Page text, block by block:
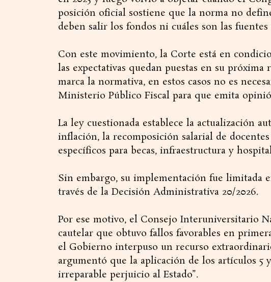
posición oficial sostiene que la norma no
deben salir los fondos ni cuáles son las
Con este movimiento, la Corte está en
las expectativas quedan puestas en su
marca la normativa, en estos casos no es
Ministerio Público Fiscal para que emita
La ley cuestionada establece la actualización
inflación, la recomposición salarial de
específicos para becas, infraestructura y
Sin embargo, su implementación fue limitada
través de la Decisión Administrativa 20/2026.
Por ese motivo, el Consejo Interuniversitario
cautelar que obtuvo fallos favorables en
el Gobierno interpuso un recurso
argumentó que la aplicación de los artículos 5
irreparable perjuicio al Estado”.